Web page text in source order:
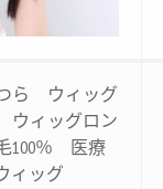
ら ウィッグ
ィッグロン
100％ 医療
ィッグ